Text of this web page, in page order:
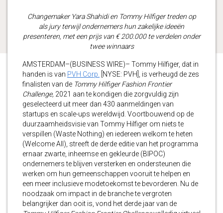
Changemaker Yara Shahidi en Tommy Hilfiger treden op
als jury terwijl ondernemers hun zakelijke ideeën
presenteren, met een prijs van € 200.000 te verdelen onder
twee winnaars
AMSTERDAM–(BUSINESS WIRE)– Tommy Hilfiger, dat in
handen is van PVH Corp.
[NYSE: PVH], is verheugd de zes
finalisten van de Tommy Hilfiger Fashion Frontier
Challenge, 2021 aan te kondigen die zorgvuldig zijn
geselecteerd uit meer dan 430 aanmeldingen van
startups en scale-ups wereldwijd. Voortbouwend op de
duurzaamheidsvisie van Tommy Hilfiger om niets te
verspillen (Waste Nothing) en iedereen welkom te heten
(Welcome All), streeft de derde editie van het programma
ernaar zwarte, inheemse en gekleurde (BIPOC)
ondernemers te blijven versterken en ondersteunen die
werken om hun gemeenschappen vooruit te helpen en
een meer inclusieve modetoekomst te bevorderen. Nu de
noodzaak om impact in de branche te vergroten
belangrijker dan ooit is, vond het derde jaar van de